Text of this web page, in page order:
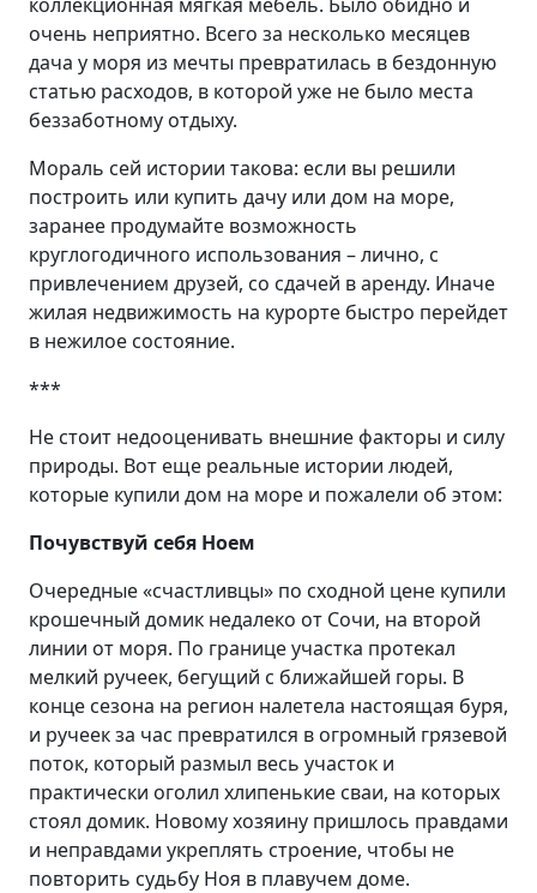
очень неприятно. Всего за несколько месяцев
дача у моря из мечты превратилась в бездонную
статью расходов, в которой уже не было места
беззаботному отдыху.
Мораль сей истории такова: если вы решили
построить или купить дачу или дом на море,
заранее продумайте возможность
круглогодичного использования – лично, с
привлечением друзей, со сдачей в аренду. Иначе
жилая недвижимость на курорте быстро перейдет
в нежилое состояние.
***
Не стоит недооценивать внешние факторы и силу
природы. Вот еще реальные истории людей,
которые купили дом на море и пожалели об этом:
Почувствуй себя Ноем
Очередные «счастливцы» по сходной цене купили
крошечный домик недалеко от Сочи, на второй
линии от моря. По границе участка протекал
мелкий ручеек, бегущий с ближайшей горы. В
конце сезона на регион налетела настоящая буря,
и ручеек за час превратился в огромный грязевой
поток, который размыл весь участок и
практически оголил хлипенькие сваи, на которых
стоял домик. Новому хозяину пришлось правдами
и неправдами укреплять строение, чтобы не
повторить судьбу Ноя в плавучем доме.